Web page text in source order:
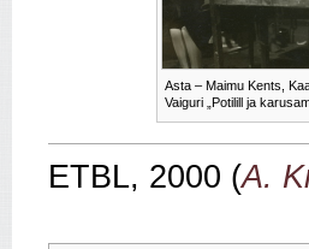
Asta – Maimu Kents,
Vaiguri „Potilill ja
ETBL, 2000 (A.